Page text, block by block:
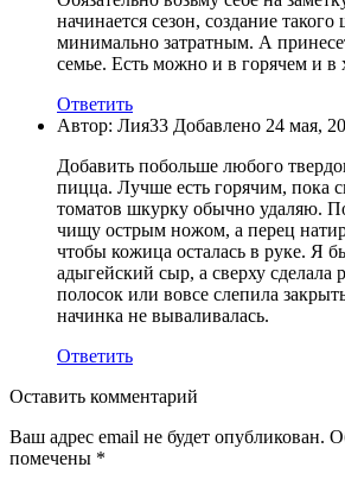
начинается сезон, создание такого
минимально затратным. А
семье. Есть можно и в горячем и в
Ответить
Автор: Лия33 Добавлено 24 мая,
Добавить побольше любого
пицца. Лучше есть горячим, пока
томатов шкурку обычно удаляю.
чищу острым ножом, а перец
чтобы кожица осталась в руке. Я
адыгейский сыр, а сверху сделала
полосок или вовсе слепила
начинка не вываливалась.
Ответить
Оставить комментарий
Ваш адрес email не будет опубликован.
помечены *